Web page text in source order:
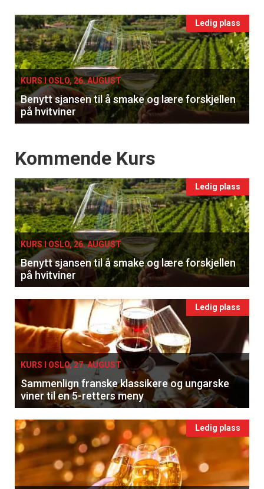
Events
single
Ledig plass
KURS I OSLO, 26. AUGUST
Benytt sjansen til å smake og lære forskjellen
på hvitviner
Events
Kommende Kurs
Ledig plass
KURS I OSLO, 26. AUGUST
Benytt sjansen til å smake og lære forskjellen
på hvitviner
Ledig plass
KURS I OSLO, 27. AUGUST
Sammenlign franske klassikere og ungarske
viner til en 5-retters meny
Ledig plass